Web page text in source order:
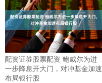
配资证券股票配资 鲍威尔为进
一步降息开大门，对冲基金加速
布局银行股